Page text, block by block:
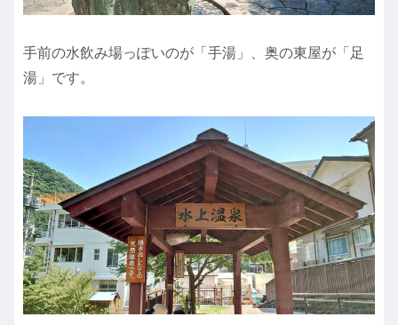
手前の水飲み場っぽいのが「手湯」、奥の東屋が「足
湯」です。